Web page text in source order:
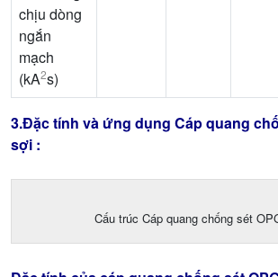
chịu dòng
ngắn
mạch
(kA2s)
3.Đặc tính và ứng dụng Cáp quang
sợi :
Cấu trúc Cáp quang chống sét